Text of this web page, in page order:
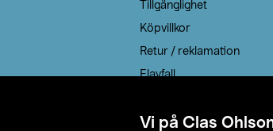
Vi på Clas
Tillgänglighet
Köpvillkor
Retur / reklamation
Elavfall
Leveransalternativ